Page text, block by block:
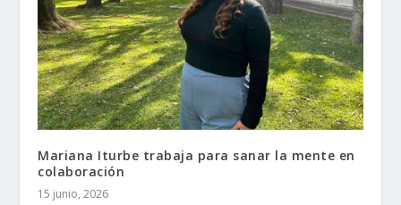
Mariana Iturbe trabaja para sanar la mente en
colaboración
15 junio, 2026